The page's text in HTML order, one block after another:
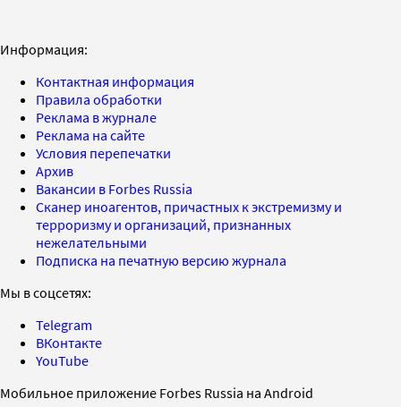
Информация:
Контактная информация
Правила обработки
Реклама в журнале
Реклама на сайте
Условия перепечатки
Архив
Вакансии в Forbes Russia
Сканер иноагентов, причастных к экстремизму и
терроризму и организаций, признанных
нежелательными
Подписка на печатную версию журнала
Мы в соцсетях:
Telegram
ВКонтакте
YouTube
Мобильное приложение Forbes Russia на Android